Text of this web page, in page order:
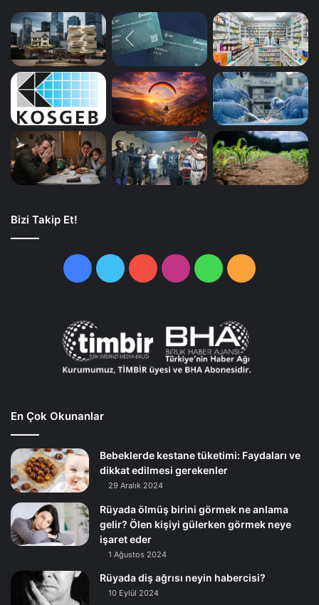
Bizi Takip Et!
FacebookTwitterYouTubeInstagramWhatsApp
RSS
En Çok Okunanlar
Bebeklerde kestane tüketimi: Faydaları ve
dikkat edilmesi gerekenler
29 Aralık 2024
Rüyada ölmüş birini görmek ne anlama
gelir? Ölen kişiyi gülerken görmek neye
işaret eder
1 Ağustos 2024
Rüyada diş ağrısı neyin habercisi?
10 Eylül 2024